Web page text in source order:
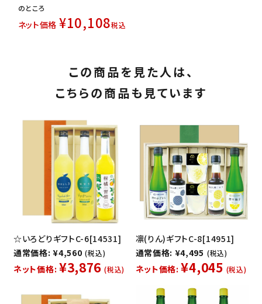
のところ
ネット価格 ¥10,108税込
この商品を見た人は、
こちらの商品も見ています
☆いろどりギフトC-6[14531]
通常価格: ¥4,560 (税込)
ネット価格: ¥3,876 (税込)
凛(りん)ギフトC-8[14951]
通常価格: ¥4,495 (税込)
ネット価格: ¥4,045 (税込)